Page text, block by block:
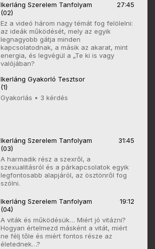
Ikerláng Szerelem Tanfolyam
(02)
27:45
Ez a videó három nagy témát fog felölelni:
az ideák működését, mely az egyik
legnagyobb gátja minden
kapcsolatodnak, a másik az akarat, mint
energia, és legvégül a „Te ki is vagy
valójában?
Ikerláng Gyakorló Tesztsor
(1)
Gyakorlás • 3 kérdés
Ikerláng Szerelem Tanfolyam
(03)
31:45
A harmadik rész a szexről, a
szexualitásról és a párkapcsolatok egyik
legfontosabb alapjáról, az ösztönről fog
szólni.
Ikerláng Szerelem Tanfolyam
(04)
19:12
A viták és működésük… Miért jó vitázni?
Hogyan értelmezd másként a vitát, miért
ne félj tőle és miért fontos része az
életednek…?